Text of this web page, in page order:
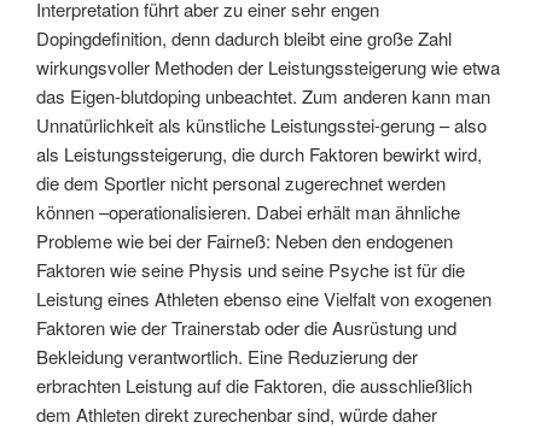
Interpretation führt aber zu einer sehr engen
Dopingdefinition, denn dadurch bleibt eine große Zahl
wirkungsvoller Methoden der Leistungssteigerung wie etwa
das Eigen-blutdoping unbeachtet. Zum anderen kann man
Unnatürlichkeit als künstliche Leistungsstei-gerung – also
als Leistungssteigerung, die durch Faktoren bewirkt wird,
die dem Sportler nicht personal zugerechnet werden
können –operationalisieren. Dabei erhält man ähnliche
Probleme wie bei der Fairneß: Neben den endogenen
Faktoren wie seine Physis und seine Psyche ist für die
Leistung eines Athleten ebenso eine Vielfalt von exogenen
Faktoren wie der Trainerstab oder die Ausrüstung und
Bekleidung verantwortlich. Eine Reduzierung der
erbrachten Leistung auf die Faktoren, die ausschließlich
dem Athleten direkt zurechenbar sind, würde daher